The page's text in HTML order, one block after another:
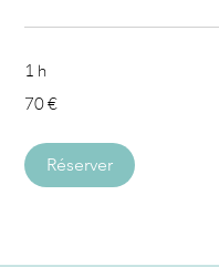
1 h
euros
70 €
Réserver